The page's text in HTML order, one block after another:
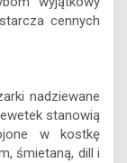
cennych
nadziewane
stanowią
w kostkę
śmietaną, dill i